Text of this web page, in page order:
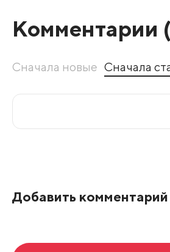
Комментарии (
Сначала новые Сначала
Добавить комментарий